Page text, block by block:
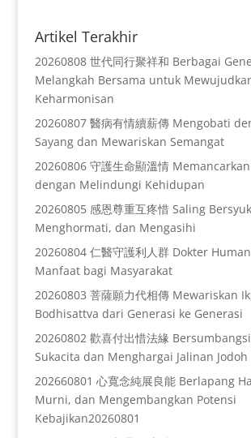
Artikel Terakhir
20260808 世代同行聚祥和 Berbagai
Melangkah Bersama untuk
Keharmonisan
20260807 醫病有情續薪傳 Mengobati
Sayang dan Mewariskan Semangat
20260806 守護生命顯溫情
dengan Melindungi Kehidupan
20260805 感恩尊重互疼惜 Saling
Menghormati, dan Mengasihi
20260804 仁醫守護利人群 Dokter
Manfaat bagi Masyarakat
20260803 菩薩願力代相傳 Mewariskan
Bodhisattva dari Generasi ke Generasi
20260802 歡喜付出惜法緣
Sukacita dan Menghargai Jalinan
202660801 心寬念純展良能 Berlapang
Murni, dan Mengembangkan Potensi
Kebajikan20260801